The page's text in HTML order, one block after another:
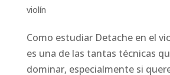
violín
Como estudiar Detache en el
es una de las tantas técnicas
dominar, especialmente si